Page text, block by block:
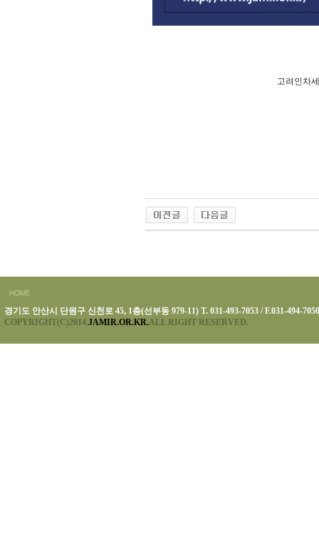
고려인차
경기도 안산시 단원구 신천로 45, 1층(선부동 979-11) T. 031-493-7053 / F.031-494-7050
COPYRIGHT(C)2014.JAMIR.OR.KR.ALL RIGHT RESERVED.